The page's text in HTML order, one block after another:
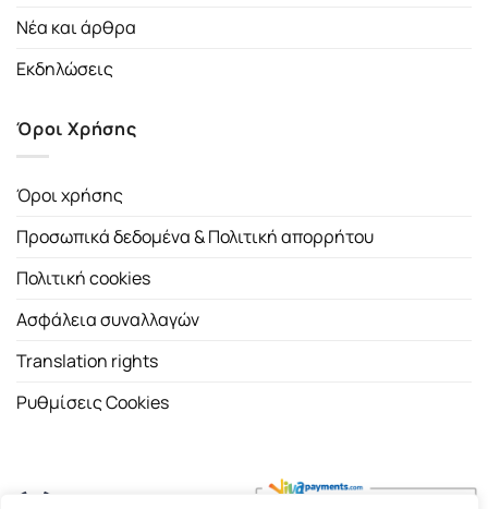
Νέα και άρθρα
Εκδηλώσεις
Όροι Χρήσης
Όροι χρήσης
Προσωπικά δεδομένα & Πολιτική απορρήτου
Πολιτική cookies
Ασφάλεια συναλλαγών
Translation rights
Ρυθμίσεις Cookies